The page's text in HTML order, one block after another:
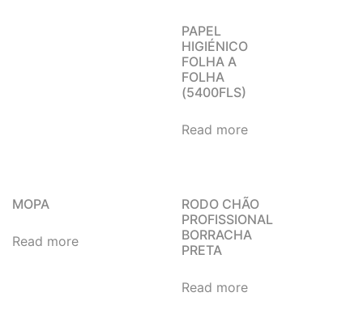
PAPEL
HIGIÉNICO
FOLHA A
FOLHA
(5400FLS)
Read more
MOPA
Read more
RODO CHÃO
PROFISSIONAL
BORRACHA
PRETA
Read more